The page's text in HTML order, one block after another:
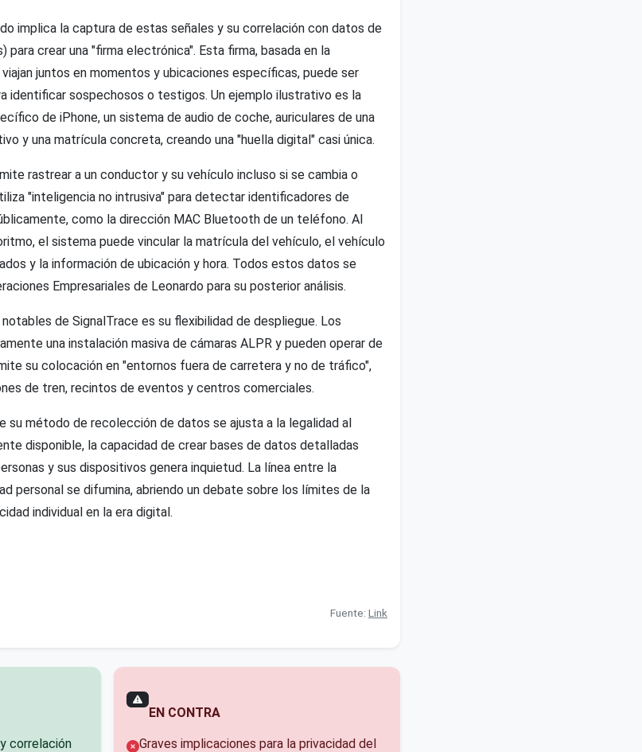
implica la captura de estas señales y su correlación con datos de
crear una "firma electrónica". Esta firma, basada en la
juntos en momentos y ubicaciones específicas, puede ser
identificar sospechosos o testigos. Un ejemplo ilustrativo es la
de iPhone, un sistema de audio de coche, auriculares de una
y una matrícula concreta, creando una "huella digital" casi única.
rastrear a un conductor y su vehículo incluso si se cambia o
"inteligencia no intrusiva" para detectar identificadores de
como la dirección MAC Bluetooth de un teléfono. Al
el sistema puede vincular la matrícula del vehículo, el vehículo
y la información de ubicación y hora. Todos estos datos se
Empresariales de Leonardo para su posterior análisis.
de SignalTrace es su flexibilidad de despliegue. Los
una instalación masiva de cámaras ALPR y pueden operar de
su colocación en "entornos fuera de carretera y no de tráfico",
de tren, recintos de eventos y centros comerciales.
su método de recolección de datos se ajusta a la legalidad al
disponible, la capacidad de crear bases de datos detalladas
y sus dispositivos genera inquietud. La línea entre la
personal se difumina, abriendo un debate sobre los límites de la
individual en la era digital.
Fuente: Link
correlación
EN CONTRA
Graves implicaciones para la privacidad del